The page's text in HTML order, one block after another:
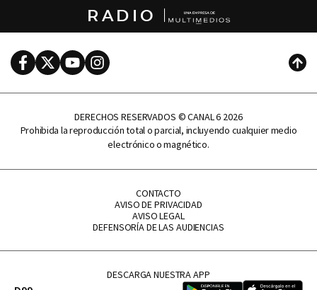
RADIO
FacebookTwitterYoutubeInstagram
DERECHOS RESERVADOS © CANAL 6 2026
Prohibida la reproducción total o parcial, incluyendo cualquier medio
electrónico o magnético.
CONTACTO
AVISO DE PRIVACIDAD
AVISO LEGAL
DEFENSORÍA DE LAS AUDIENCIAS
DESCARGA NUESTRA APP